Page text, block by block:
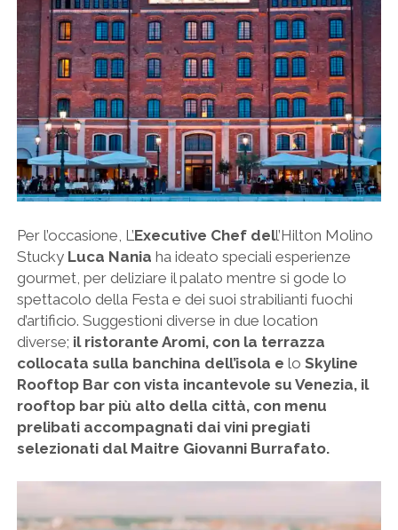
Per l’occasione, L’Executive Chef dell’Hilton Molino
Stucky Luca Nania ha ideato speciali esperienze
gourmet, per deliziare il palato mentre si gode lo
spettacolo della Festa e dei suoi strabilianti fuochi
d’artificio. Suggestioni diverse in due location
diverse; il ristorante Aromi, con la terrazza
collocata sulla banchina dell’isola e lo Skyline
Rooftop Bar con vista incantevole su Venezia, il
rooftop bar più alto della città, con menu
prelibati accompagnati dai vini pregiati
selezionati dal Maitre Giovanni Burrafato.